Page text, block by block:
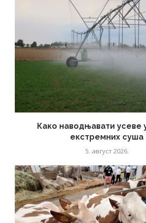
Како наводњавати усеве
екстремних суша
5. август 2026.